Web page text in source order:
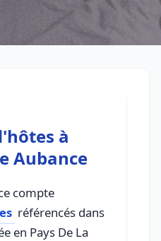
à
Aubance
compte
référencés dans
en Pays De La